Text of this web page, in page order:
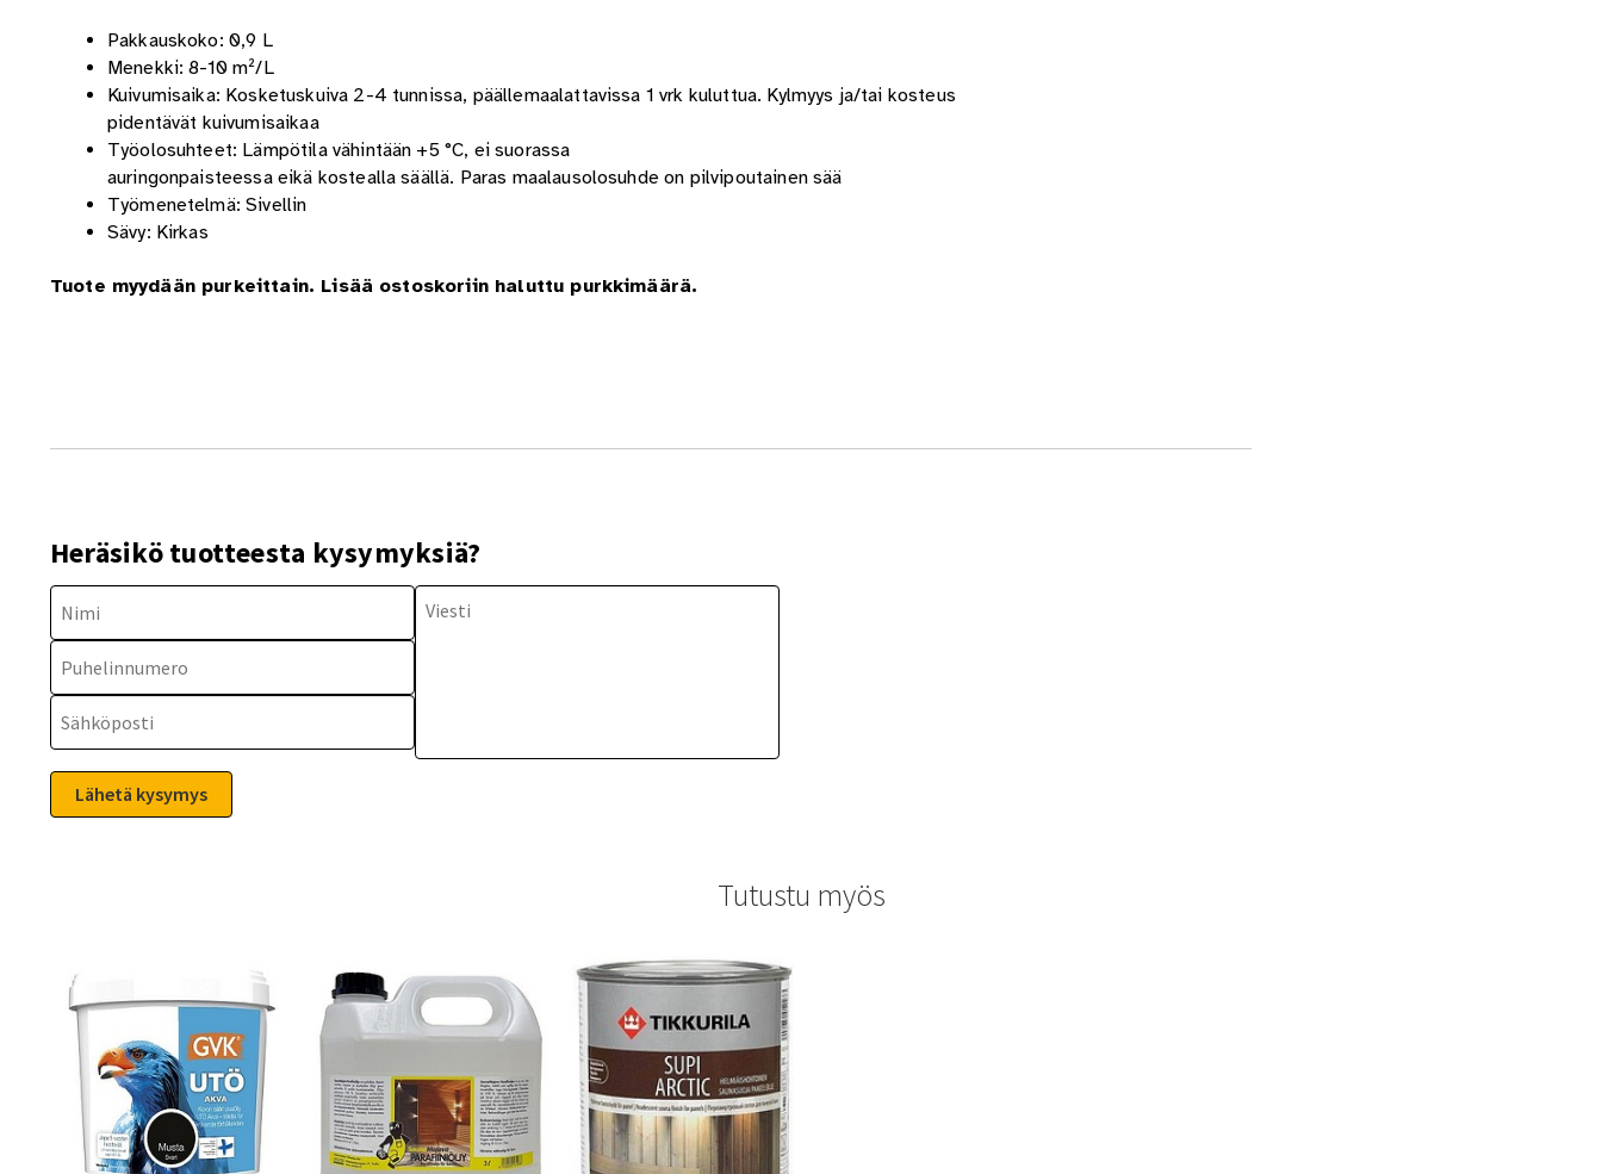
Pakkauskoko: 0,9 L
Menekki: 8-10 m²/L
Kuivumisaika: Kosketuskuiva 2-4 tunnissa, päällemaalattavissa 1 vrk kuluttua. Kylmyys ja/tai kosteus
pidentävät kuivumisaikaa
Työolosuhteet: Lämpötila vähintään +5 °C, ei suorassa
auringonpaisteessa eikä kostealla säällä. Paras maalausolosuhde on pilvipoutainen sää
Työmenetelmä: Sivellin
Sävy: Kirkas
Tuote myydään purkeittain. Lisää ostoskoriin haluttu purkkimäärä.
Heräsikö tuotteesta kysymyksiä?
Tutustu myös